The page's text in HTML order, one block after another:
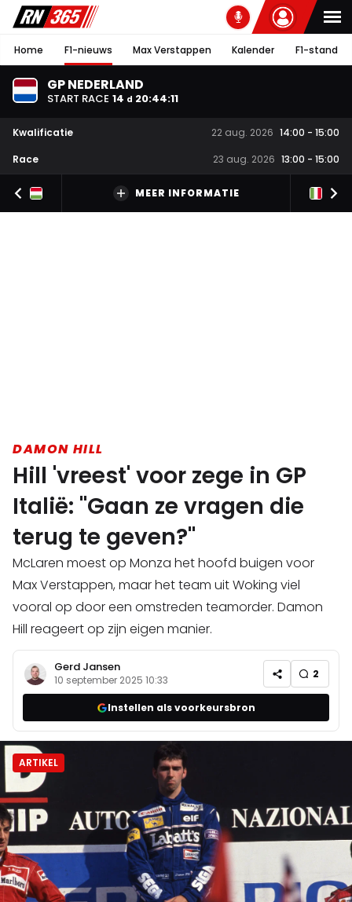
Home F1-nieuws Max Verstappen Kalender F1-stand
GP NEDERLAND
START RACE 14 d 20:44:10
Kwalificatie 22 aug. 2026 14:00 - 15:00
Race
23 aug. 2026 13:00 - 15:00
MEER INFORMATIE
DAMON HILL
Hill 'vreest' voor zege in GP
Italië: "Gaan ze vragen die
terug te geven?"
McLaren moest op Monza het hoofd buigen voor
Max Verstappen, maar het team uit Woking viel
vooral op door een omstreden teamorder. Damon
Hill reageert op zijn eigen manier.
Gerd Jansen
10 september 2025 10:33 2
Instellen als voorkeursbron
ARTIKEL